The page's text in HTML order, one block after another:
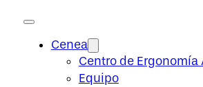
Cenea
Centro de
Equipo